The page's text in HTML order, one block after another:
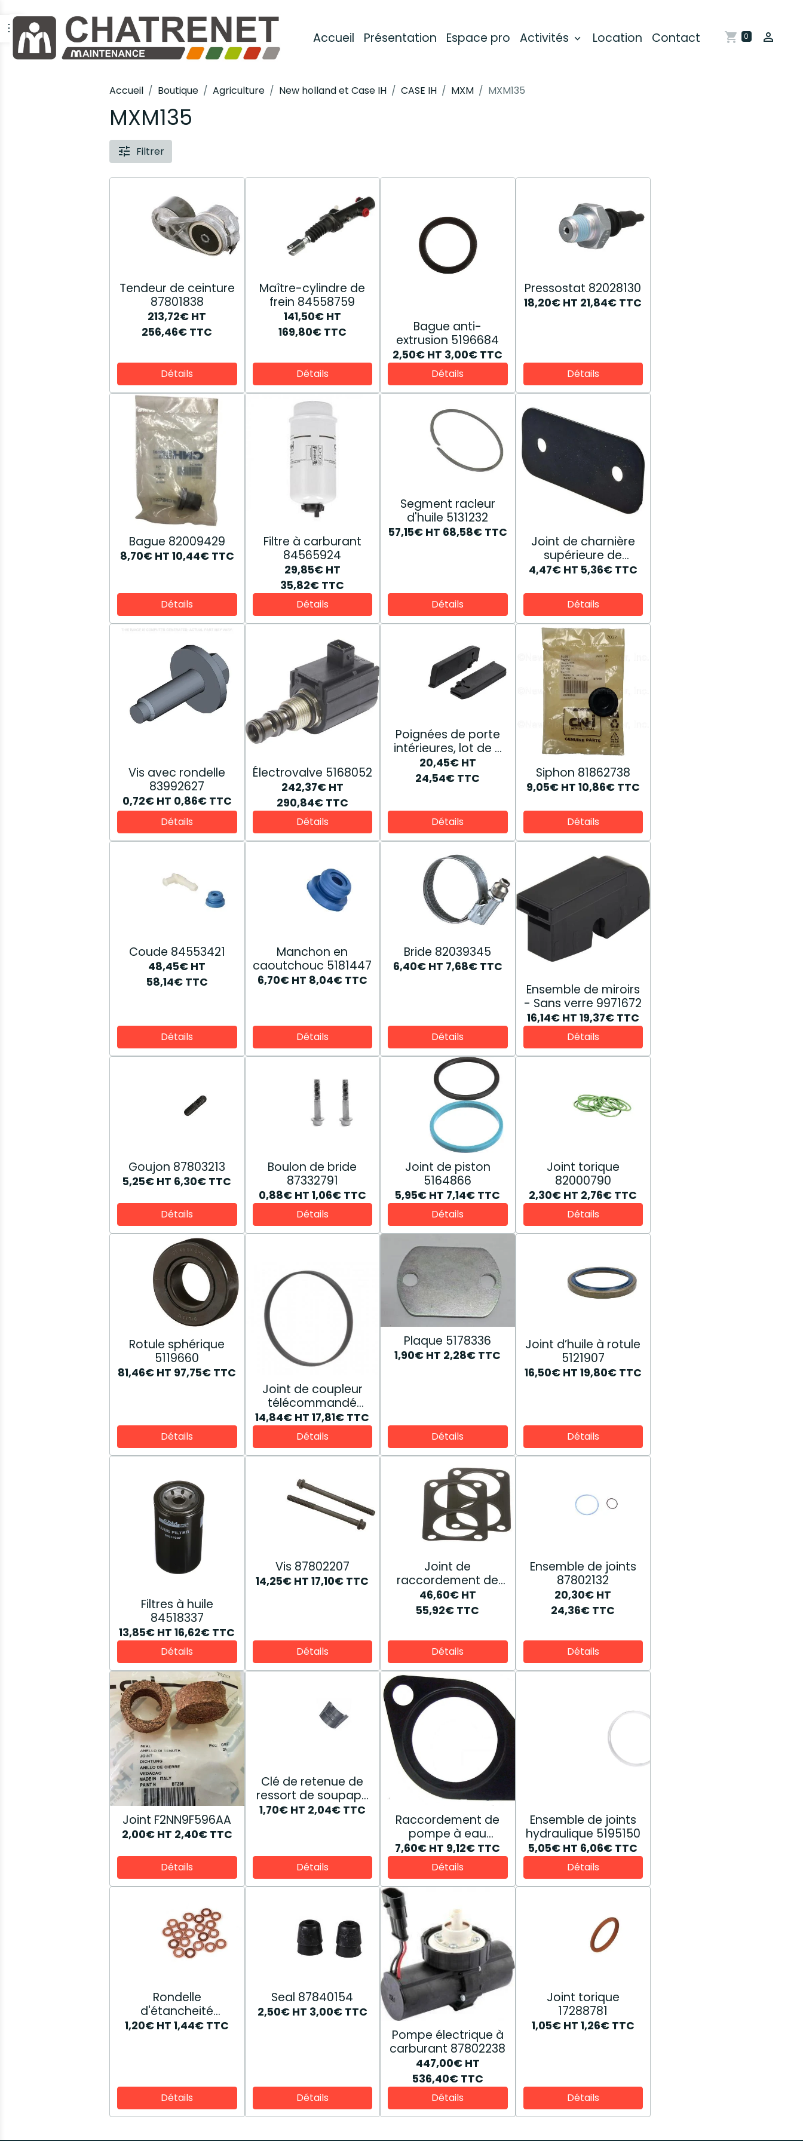
Accueil Présentation Espace pro Activités Location Contact 0
Accueil Boutique Agriculture New holland et Case IH CASE IH MXM MXM135
MXM135
Filtrer
Tendeur de ceinture
87801838
213,72€ HT
256,46€ TTC
Détails
Maître-cylindre de
frein 84558759
141,50€ HT
169,80€ TTC
Détails
Bague anti-
extrusion 5196684
2,50€ HT 3,00€ TTC
Détails
Pressostat 82028130
18,20€ HT 21,84€ TTC
Détails
Bague 82009429
8,70€ HT 10,44€ TTC
Détails
Filtre à carburant
84565924
29,85€ HT
35,82€ TTC
Détails
Segment racleur
d'huile 5131232
57,15€ HT 68,58€ TTC
Détails
Joint de charnière
supérieure de
lunette arrière
4,47€ HT 5,36€ TTC
Détails
Vis avec rondelle
83992627
0,72€ HT 0,86€ TTC
Détails
Électrovalve 5168052
242,37€ HT
290,84€ TTC
Détails
Poignées de porte
intérieures, lot de 2
82016406
20,45€ HT
24,54€ TTC
Détails
Siphon 81862738
9,05€ HT 10,86€ TTC
Détails
Coude 84553421
48,45€ HT
58,14€ TTC
Détails
Manchon en
caoutchouc 5181447
6,70€ HT 8,04€ TTC
Détails
Bride 82039345
6,40€ HT 7,68€ TTC
Détails
Ensemble de miroirs
- Sans verre 9971672
16,14€ HT 19,37€ TTC
Détails
Goujon 87803213
5,25€ HT 6,30€ TTC
Détails
Boulon de bride
87332791
0,88€ HT 1,06€ TTC
Détails
Joint de piston
5164866
5,95€ HT 7,14€ TTC
Détails
Joint torique
82000790
2,30€ HT 2,76€ TTC
Détails
Rotule sphérique
5119660
81,46€ HT 97,75€ TTC
Détails
Joint de coupleur
télécommandé
E0NNR996CA
14,84€ HT 17,81€ TTC
Détails
Plaque 5178336
1,90€ HT 2,28€ TTC
Détails
Joint d’huile à rotule
5121907
16,50€ HT 19,80€ TTC
Détails
Filtres à huile
84518337
13,85€ HT 16,62€ TTC
Détails
Vis 87802207
14,25€ HT 17,10€ TTC
Détails
Joint de
raccordement de
sortie d’eau
87394472
46,60€ HT
55,92€ TTC
Détails
Ensemble de joints
87802132
20,30€ HT
24,36€ TTC
Détails
Joint F2NN9F596AA
2,00€ HT 2,40€ TTC
Détails
Clé de retenue de
ressort de soupape
81876796
1,70€ HT 2,04€ TTC
Détails
Raccordement de
pompe à eau
87800983
7,60€ HT 9,12€ TTC
Détails
Ensemble de joints
hydraulique 5195150
5,05€ HT 6,06€ TTC
Détails
Rondelle
d'étancheité
81873921
1,20€ HT 1,44€ TTC
Détails
Seal 87840154
2,50€ HT 3,00€ TTC
Détails
Pompe électrique à
carburant 87802238
447,00€ HT
536,40€ TTC
Détails
Joint torique
17288781
1,05€ HT 1,26€ TTC
Détails